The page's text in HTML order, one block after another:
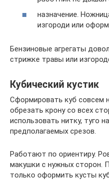
назначение.
изгороди или
Бензиновые агрегаты
стрижке травы или
Кубический кустик
Сформировать куб совсем
обрезать крону со всех
использовать нитку, туго
предполагаемых срезов.
Работают по ориентиру.
макушки с нужных
только оформить кусты